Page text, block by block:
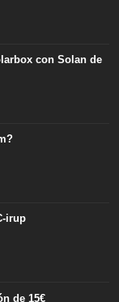
con Solan de
irup
de 15€